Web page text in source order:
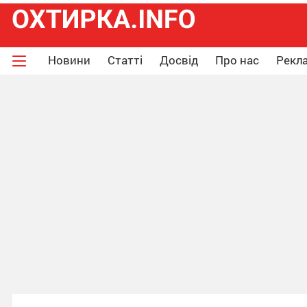
Новини Статті Досвід Про нас